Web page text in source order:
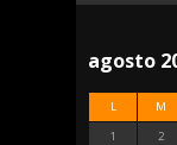
agosto
L M
1 2